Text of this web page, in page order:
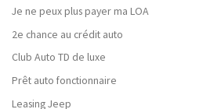
Je ne peux plus payer ma LOA
2e chance au crédit auto
Club Auto TD de luxe
Prêt auto fonctionnaire
Leasing Jeep